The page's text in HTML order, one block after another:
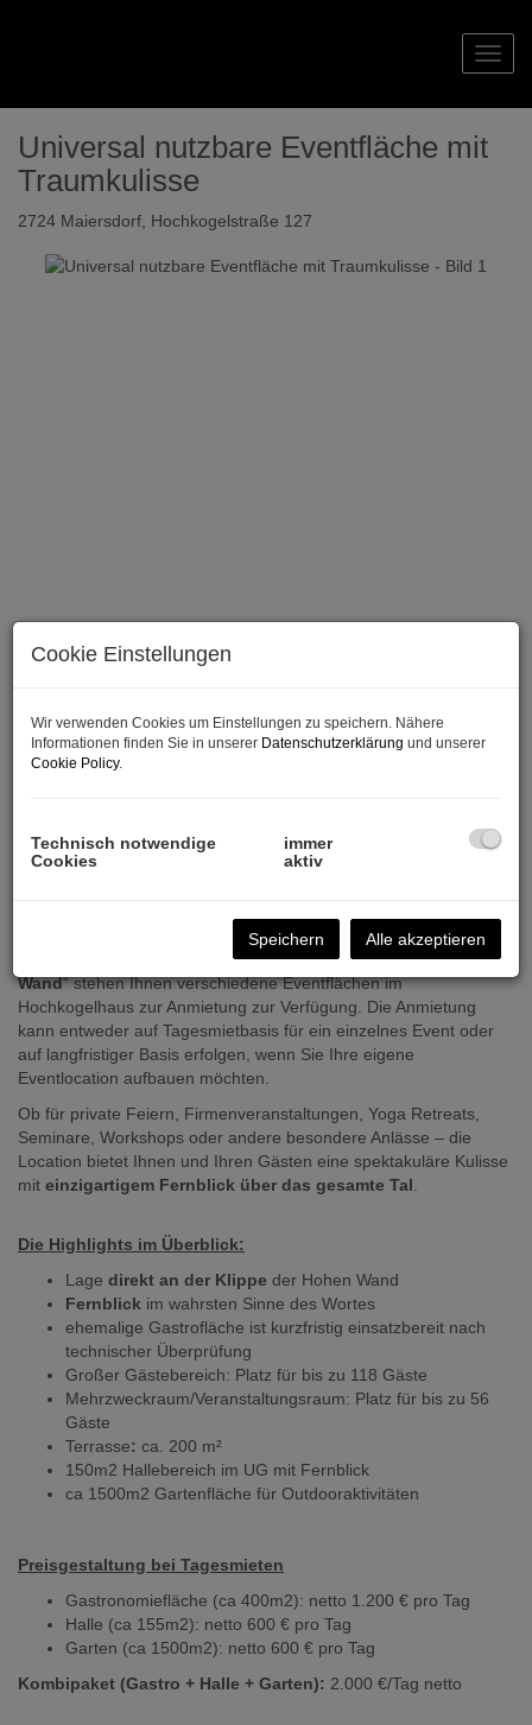
Universal nutzbare Eventfläche mit
Traumkulisse
2724 Maiersdorf , Hochkogelstraße 127
Beschreibung
inmitten des beliebten Naherholungsgebiets „Naturpark Hohe
Wand“ stehen Ihnen verschiedene Eventflächen im
Hochkogelhaus zur Anmietung zur Verfügung. Die Anmietung
kann entweder auf Tagesmietbasis für ein einzelnes Event oder
auf langfristiger Basis erfolgen, wenn Sie Ihre eigene
Eventlocation aufbauen möchten.
Ob für private Feiern, Firmenveranstaltungen, Yoga Retreats,
Seminare, Workshops oder andere besondere Anlässe – die
Location bietet Ihnen und Ihren Gästen eine spektakuläre Kulisse
mit einzigartigem Fernblick über das gesamte Tal.
Die Highlights im Überblick:
Lage direkt an der Klippe der Hohen Wand
Fernblick im wahrsten Sinne des Wortes
ehemalige Gastrofläche ist kurzfristig einsatzbereit nach
technischer Überprüfung
Großer Gästebereich: Platz für bis zu 118 Gäste
Mehrzweckraum/Veranstaltungsraum: Platz für bis zu 56
Gäste
Terrasse: ca. 200 m²
150m2 Hallebereich im UG mit Fernblick
ca 1500m2 Gartenfläche für Outdooraktivitäten
Preisgestaltung bei Tagesmieten
Gastronomiefläche (ca 400m2): netto 1.200 € pro Tag
Halle (ca 155m2): netto 600 € pro Tag
Garten (ca 1500m2): netto 600 € pro Tag
Kombipaket (Gastro + Halle + Garten): 2.000 €/Tag netto
Cookie Einstellungen
Wir verwenden Cookies um Einstellungen zu speichern. Nähere
Informationen finden Sie in unserer Datenschutzerklärung und unserer
Cookie Policy.
Technisch notwendige
Cookies
immer
aktiv
Speichern Alle akzeptieren